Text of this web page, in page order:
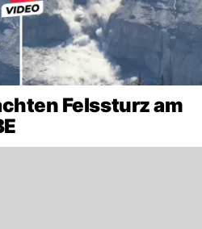
Felssturz am